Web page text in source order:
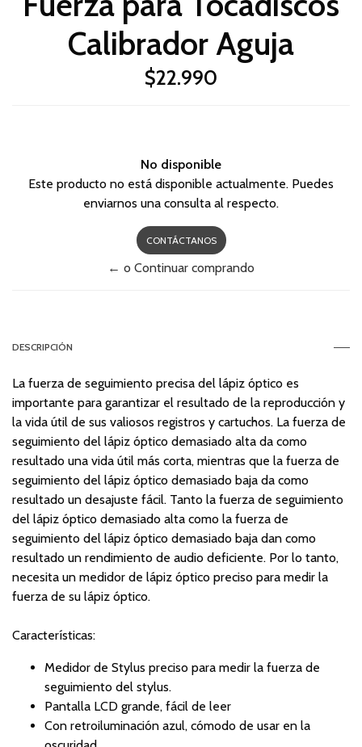
Calibrador Aguja
$22.990
No disponible
Este producto no está disponible actualmente. Puedes
enviarnos una consulta al respecto.
CONTÁCTANOS
← o Continuar comprando
DESCRIPCIÓN
La fuerza de seguimiento precisa del lápiz óptico es
importante para garantizar el resultado de la reproducción y
la vida útil de sus valiosos registros y cartuchos. La fuerza de
seguimiento del lápiz óptico demasiado alta da como
resultado una vida útil más corta, mientras que la fuerza de
seguimiento del lápiz óptico demasiado baja da como
resultado un desajuste fácil. Tanto la fuerza de seguimiento
del lápiz óptico demasiado alta como la fuerza de
seguimiento del lápiz óptico demasiado baja dan como
resultado un rendimiento de audio deficiente. Por lo tanto,
necesita un medidor de lápiz óptico preciso para medir la
fuerza de su lápiz óptico.
Características:
Medidor de Stylus preciso para medir la fuerza de
seguimiento del stylus.
Pantalla LCD grande, fácil de leer
Con retroiluminación azul, cómodo de usar en la